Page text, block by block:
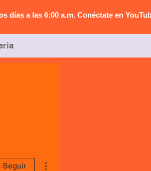
días a las 6:00 a.m. Conéctate en
Seguir